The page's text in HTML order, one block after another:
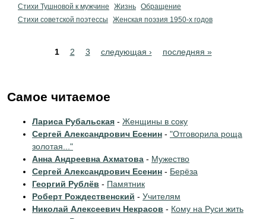
Стихи Тушновой к мужчине
Жизнь Обращение
Стихи советской поэтессы
Женская поэзия 1950-х годов
1 2 3 следующая › последняя »
Самое читаемое
Лариса Рубальская - Женщины в соку
Сергей Александрович Есенин - "Отговорила роща
золотая..."
Анна Андреевна Ахматова - Мужество
Сергей Александрович Есенин - Берёза
Георгий Рублёв - Памятник
Роберт Рождественский - Учителям
Николай Алексеевич Некрасов - Кому на Руси жить